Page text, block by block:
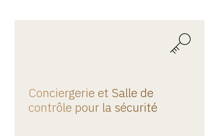
Conciergerie et Salle de
contrôle pour la sécurité